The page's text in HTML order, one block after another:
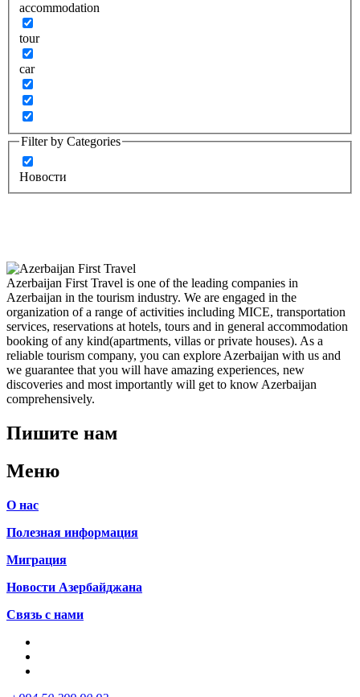
accommodation
tour
car
Filter by Categories
Новости
Azerbaijan First Travel is one of the leading companies in
Azerbaijan in the tourism industry. We are engaged in the
organization of a range of activities including MICE, transportation
services, reservations at hotels, tours and in general accommodation
booking of any kind(apartments, villas or private houses). As a
reliable tourism company, you can explore Azerbaijan with us and
we guarantee that you will have amazing experiences, new
discoveries and most importantly will get to know Azerbaijan
comprehensively.
Пишите нам
Меню
О нас
Полезная информация
Миграция
Новости Азербайджана
Связь с нами